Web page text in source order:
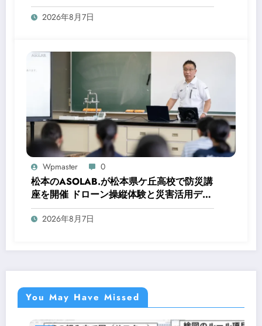
2026年8月7日
Wpmaster 0
松本のASOLAB.が松本県ケ丘高校で防災講
座を開催 ドローン操縦体験と災害活用デモ
を実施
2026年8月7日
You May Have Missed